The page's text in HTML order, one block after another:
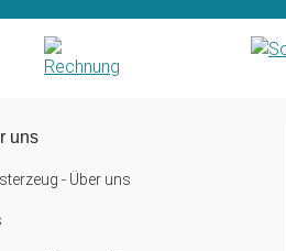
uns
- Über uns